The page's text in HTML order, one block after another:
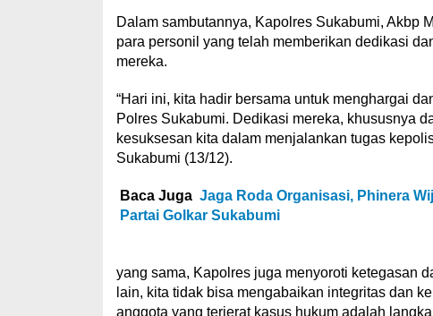
Dalam sambutannya, Kapolres Sukabumi, Akbp
para personil yang telah memberikan dedikasi
mereka.
“Hari ini, kita hadir bersama untuk menghargai
Polres Sukabumi. Dedikasi mereka, khususnya
kesuksesan kita dalam menjalankan tugas
Sukabumi (13/12).
Baca Juga Jaga Roda Organisasi, Phinera
Partai Golkar Sukabumi
yang sama, Kapolres juga menyoroti ketegasan
lain, kita tidak bisa mengabaikan integritas dan
anggota yang terjerat kasus hukum adalah